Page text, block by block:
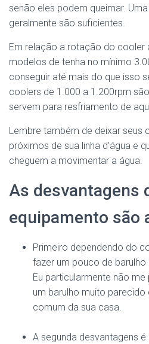
senão eles podem queimar.
geralmente são suficientes.
Em relação a rotação do cooler
modelos de tenha no mínimo
conseguir até mais do que isso
coolers de 1.000 a 1.200rpm
servem para resfriamento de
Lembre também de deixar seus
próximos de sua linha d’água e
cheguem a movimentar a água.
As desvantagens
equipamento são
Primeiro dependendo do
fazer um pouco de
Eu particularmente não
um barulho muito
comum da sua casa.
A segunda desvantagens